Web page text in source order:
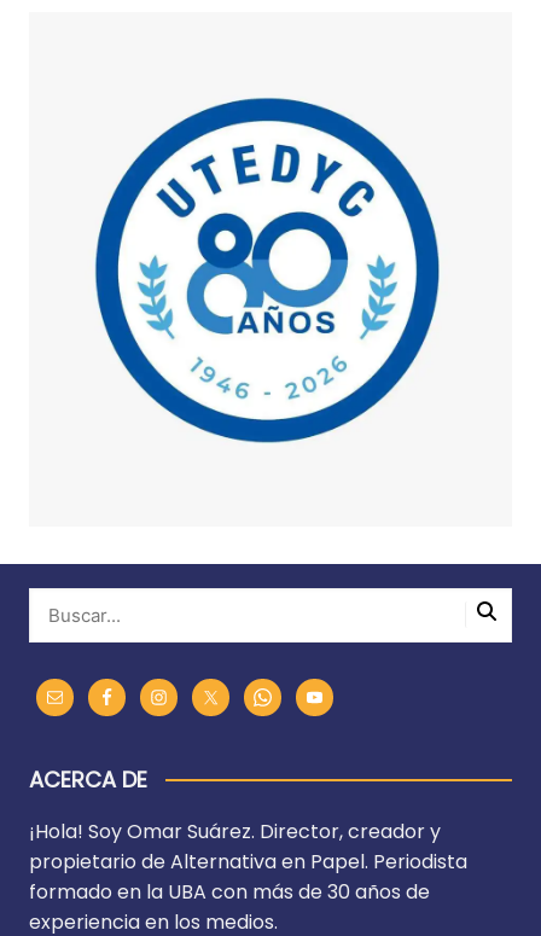
ACERCA DE
¡Hola! Soy Omar Suárez. Director, creador y
propietario de Alternativa en Papel. Periodista
formado en la UBA con más de 30 años de
experiencia en los medios.